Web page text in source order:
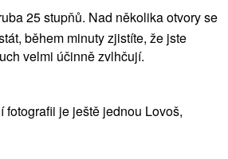
25 stupňů. Nad několika otvory se
během minuty zjistíte, že jste
velmi účinně zvlhčují.
je ještě jednou Lovoš,